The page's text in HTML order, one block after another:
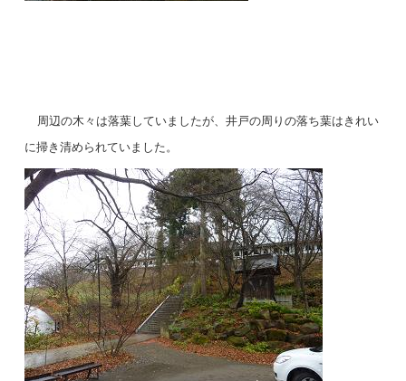
周辺の木々は落葉していましたが、井戸の周りの落ち葉はきれい
に掃き清められていました。